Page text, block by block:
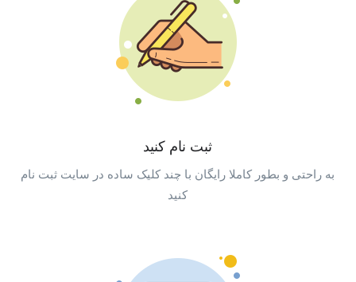
ثبت نام کنید
به راحتی و بطور کاملا رایگان با چند کلیک ساده در سایت ثبت نام
کنید